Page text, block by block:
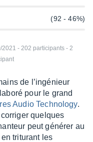
(92 - 46%)
- 202 participants - 2
de l’in­gé­nieur
pour le grand
Audio Tech­no­logy.
quelques
peut géné­rer au
tritu­rant les